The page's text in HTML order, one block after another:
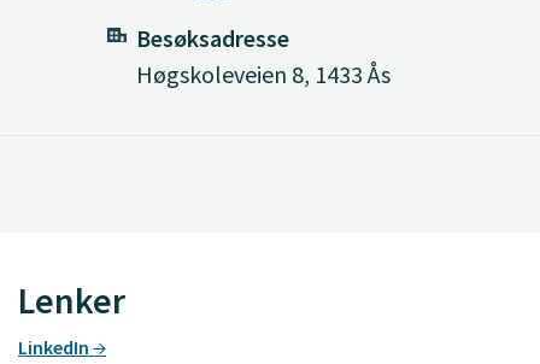
Besøksadresse
Høgskoleveien 8, 1433 Ås
Lenker
LinkedIn